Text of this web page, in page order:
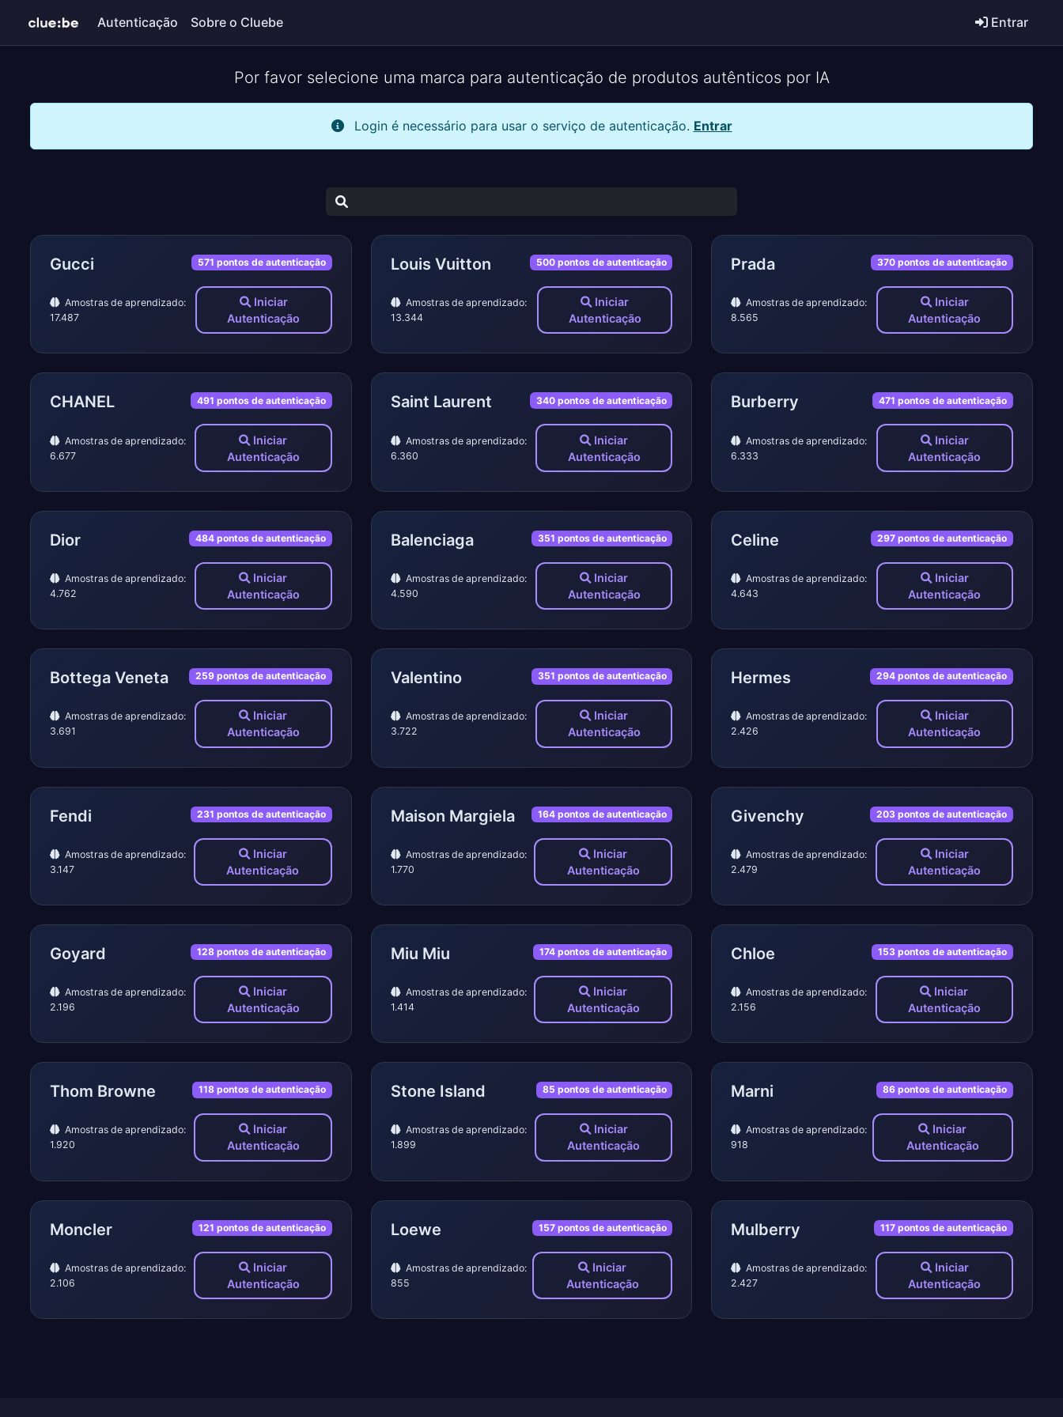
Autenticação Sobre o Cluebe Entrar
Por favor selecione uma marca para autenticação de produtos autênticos por IA
Login é necessário para usar o serviço de autenticação. Entrar
Gucci 571 pontos de autenticação
Amostras de aprendizado:
17.487
Iniciar
Autenticação
Louis Vuitton 500 pontos de autenticação
Amostras de aprendizado:
13.344
Iniciar
Autenticação
Prada 370 pontos de autenticação
Amostras de aprendizado:
8.565
Iniciar
Autenticação
CHANEL 491 pontos de autenticação
Amostras de aprendizado:
6.677
Iniciar
Autenticação
Saint Laurent 340 pontos de autenticação
Amostras de aprendizado:
6.360
Iniciar
Autenticação
Burberry 471 pontos de autenticação
Amostras de aprendizado:
6.333
Iniciar
Autenticação
Dior 484 pontos de autenticação
Amostras de aprendizado:
4.762
Iniciar
Autenticação
Balenciaga 351 pontos de autenticação
Amostras de aprendizado:
4.590
Iniciar
Autenticação
Celine 297 pontos de autenticação
Amostras de aprendizado:
4.643
Iniciar
Autenticação
Bottega Veneta 259 pontos de autenticação
Amostras de aprendizado:
3.691
Iniciar
Autenticação
Valentino 351 pontos de autenticação
Amostras de aprendizado:
3.722
Iniciar
Autenticação
Hermes 294 pontos de autenticação
Amostras de aprendizado:
2.426
Iniciar
Autenticação
Fendi 231 pontos de autenticação
Amostras de aprendizado:
3.147
Iniciar
Autenticação
Maison Margiela 164 pontos de autenticação
Amostras de aprendizado:
1.770
Iniciar
Autenticação
Givenchy 203 pontos de autenticação
Amostras de aprendizado:
2.479
Iniciar
Autenticação
Goyard 128 pontos de autenticação
Amostras de aprendizado:
2.196
Iniciar
Autenticação
Miu Miu 174 pontos de autenticação
Amostras de aprendizado:
1.414
Iniciar
Autenticação
Chloe 153 pontos de autenticação
Amostras de aprendizado:
2.156
Iniciar
Autenticação
Thom Browne 118 pontos de autenticação
Amostras de aprendizado:
1.920
Iniciar
Autenticação
Stone Island 85 pontos de autenticação
Amostras de aprendizado:
1.899
Iniciar
Autenticação
Marni 86 pontos de autenticação
Amostras de aprendizado:
918
Iniciar
Autenticação
Moncler 121 pontos de autenticação
Amostras de aprendizado:
2.106
Iniciar
Autenticação
Loewe 157 pontos de autenticação
Amostras de aprendizado:
855
Iniciar
Autenticação
Mulberry 117 pontos de autenticação
Amostras de aprendizado:
2.427
Iniciar
Autenticação